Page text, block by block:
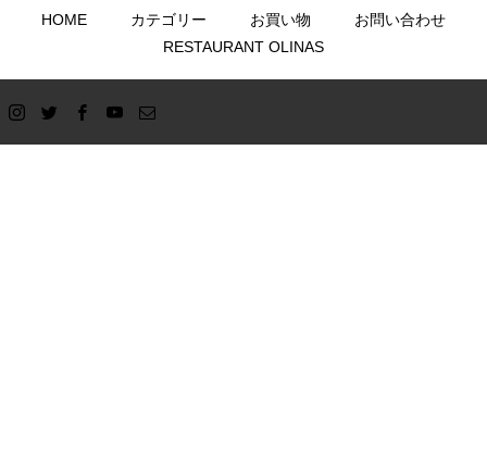
HOME カテゴリー お買い物
お問い合わせ
RESTAURANT OLINAS